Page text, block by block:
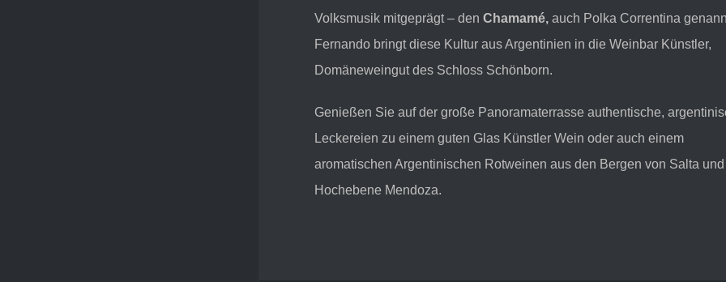
Volksmusik mitgeprägt – denChamamé,auch Polka Correntina
Fernando bringt diese Kultur aus Argentinien in die Weinbar Künstler,
Domäneweingut des Schloss Schönborn.
Genießen Sie auf der große Panoramaterrasse authentische,
Leckereien zu einem guten Glas Künstler Wein oder auch einem
aromatischen Argentinischen Rotweinen aus den Bergen von Salta
Hochebene Mendoza.